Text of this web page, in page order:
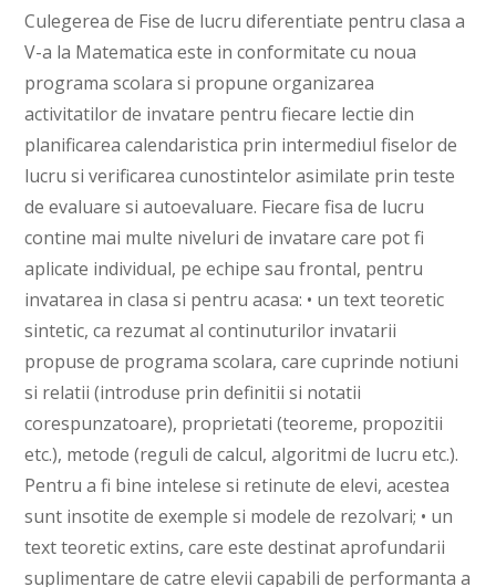
Culegerea de Fise de lucru diferentiate pentru clasa a
V-a la Matematica este in conformitate cu noua
programa scolara si propune organizarea
activitatilor de invatare pentru fiecare lectie din
planificarea calendaristica prin intermediul fiselor de
lucru si verificarea cunostintelor asimilate prin teste
de evaluare si autoevaluare. Fiecare fisa de lucru
contine mai multe niveluri de invatare care pot fi
aplicate individual, pe echipe sau frontal, pentru
invatarea in clasa si pentru acasa: • un text teoretic
sintetic, ca rezumat al continuturilor invatarii
propuse de programa scolara, care cuprinde notiuni
si relatii (introduse prin definitii si notatii
corespunzatoare), proprietati (teoreme, propozitii
etc.), metode (reguli de calcul, algoritmi de lucru etc.).
Pentru a fi bine intelese si retinute de elevi, acestea
sunt insotite de exemple si modele de rezolvari; • un
text teoretic extins, care este destinat aprofundarii
suplimentare de catre elevii capabili de performanta a